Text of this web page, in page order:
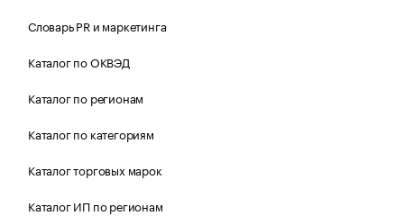
Словарь PR и маркетинга
Каталог по ОКВЭД
Каталог по регионам
Каталог по категориям
Каталог торговых марок
Каталог ИП по регионам